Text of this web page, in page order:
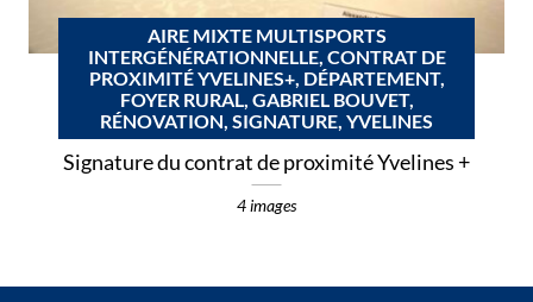
AIRE MIXTE MULTISPORTS
INTERGÉNÉRATIONNELLE, CONTRAT DE
PROXIMITÉ YVELINES+, DÉPARTEMENT,
FOYER RURAL, GABRIEL BOUVET,
RÉNOVATION, SIGNATURE, YVELINES
Signature du contrat de proximité Yvelines +
4 images